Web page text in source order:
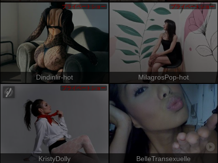
Dindinlir-hot
プライベートショー
MilagrosPop-hot
プライベートショー
KristyDolly
プライベートショー
BelleTransexuelle